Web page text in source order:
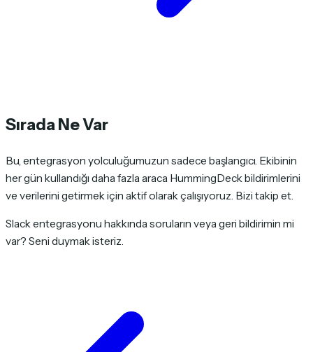
Sırada Ne Var
Bu, entegrasyon yolculuğumuzun sadece başlangıcı. Ekibinin
her gün kullandığı daha fazla araca HummingDeck bildirimlerini
ve verilerini getirmek için aktif olarak çalışıyoruz. Bizi takip et.
Slack entegrasyonu hakkında soruların veya geri bildirimin mi
var? Seni duymak isteriz.